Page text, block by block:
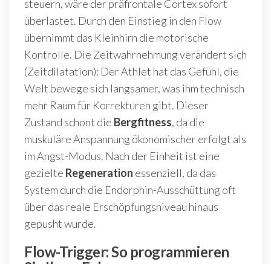
steuern, wäre der präfrontale Cortex sofort
überlastet. Durch den Einstieg in den Flow
übernimmt das Kleinhirn die motorische
Kontrolle. Die Zeitwahrnehmung verändert sich
(Zeitdilatation): Der Athlet hat das Gefühl, die
Welt bewege sich langsamer, was ihm technisch
mehr Raum für Korrekturen gibt. Dieser
Zustand schont die Bergfitness, da die
muskuläre Anspannung ökonomischer erfolgt als
im Angst-Modus. Nach der Einheit ist eine
gezielte Regeneration essenziell, da das
System durch die Endorphin-Ausschüttung oft
über das reale Erschöpfungsniveau hinaus
gepusht wurde.
Flow-Trigger: So programmieren